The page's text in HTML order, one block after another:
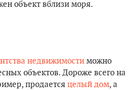
объект вблизи моря.
недвижимости можно
объектов. Дороже всего на
продается целый дом, а